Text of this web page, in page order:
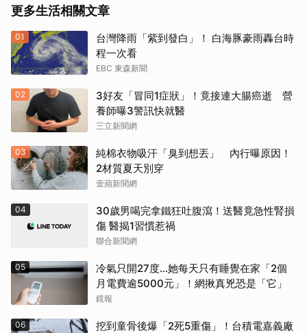
更多生活相關文章
01
台灣降雨「紫到發白」！ 白海豚豪雨轟台時
程一次看
EBC 東森新聞
02
3好友「冒同1症狀」！竟接連大腸癌逝 營
養師曝3警訊快就醫
三立新聞網
03
純棉衣物吸汗「臭到想丟」 內行曝原因！
2材質夏天別穿
壹蘋新聞網
04
30歲男喝完拿鐵狂吐腹瀉！送醫竟急性腎損
傷 醫揭1習慣惹禍
聯合新聞網
05
冷氣只開27度…她每天只有睡覺在家「2個
月電費逾5000元」！網揪真兇恐是「它」
鏡報
06
挖到童骨後爆「2死5重傷」！台積電嘉義廠